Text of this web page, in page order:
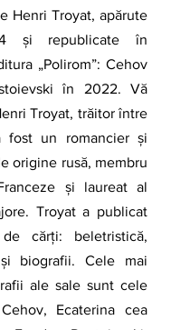
Henri Troyat, apărute
și republicate în
„Polirom”: Cehov
în 2022. Vă
Troyat, trăitor între
fost un romancier și
origine rusă, membru
și laureat al
Troyat a publicat
cărți: beletristică,
biografii. Cele mai
ale sale sunt cele
Ecaterina cea